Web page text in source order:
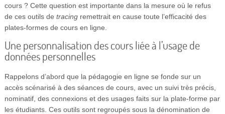
cours ? Cette question est importante dans la mesure où le refus
de ces outils de tracingremettrait en cause toute l’efficacité des
plates-formes de cours en ligne.
Une personnalisation des cours liée à l’usage de
données personnelles
Rappelons d’abord que la pédagogie en ligne se fonde sur un
accès scénarisé à des séances de cours, avec un suivi très précis,
nominatif, des connexions et des usages faits sur la plate-forme par
les étudiants. Ces outils sont regroupés sous la dénomination de